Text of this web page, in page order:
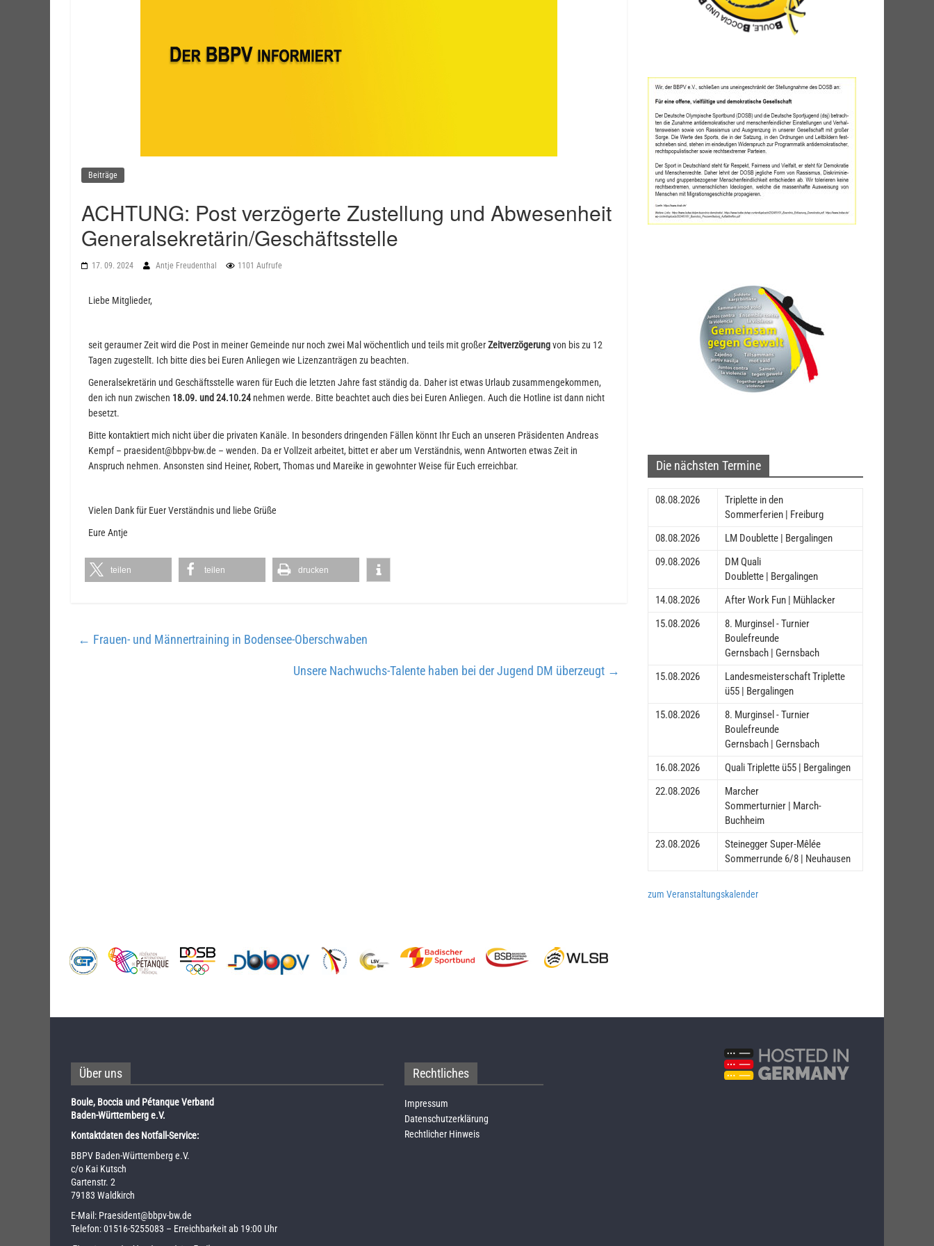
Beiträge
ACHTUNG: Post verzögerte Zustellung und Abwesenheit
Generalsekretärin/Geschäftsstelle
17. 09. 2024 Antje Freudenthal 1101 Aufrufe
Liebe Mitglieder,
seit geraumer Zeit wird die Post in meiner Gemeinde nur noch zwei Mal wöchentlich und teils mit großerZeitverzögerungvon bis zu 12
Tagen zugestellt. Ich bitte dies bei Euren Anliegen wie Lizenzanträgen zu beachten.
Generalsekretärin und Geschäftsstelle waren für Euch die letzten Jahre fast ständig da. Daher ist etwas Urlaub zusammengekommen,
den ich nun zwischen 18.09. und 24.10.24 nehmen werde. Bitte beachtet auch dies bei Euren Anliegen. Auch die Hotline ist dann nicht
besetzt.
Bitte kontaktiert mich nicht über die privaten Kanäle. In besonders dringenden Fällen könnt Ihr Euch an unseren Präsidenten Andreas
Kempf – praesident@bbpv-bw.de – wenden. Da er Vollzeit arbeitet, bittet er aber um Verständnis, wenn Antworten etwas Zeit in
Anspruch nehmen. Ansonsten sind Heiner, Robert, Thomas und Mareike in gewohnter Weise für Euch erreichbar.
Vielen Dank für Euer Verständnis und liebe Grüße
Eure Antje
teilen teilen drucken
← Frauen- und Männertraining in Bodensee-Oberschwaben
Unsere Nachwuchs-Talente haben bei der Jugend DM überzeugt →
Die nächsten Termine
08.08.2026
Triplette in den
Sommerferien | Freiburg
08.08.2026
LM Doublette | Bergalingen
09.08.2026
DM Quali
Doublette | Bergalingen
14.08.2026
After Work Fun | Mühlacker
15.08.2026
8. Murginsel - Turnier
Boulefreunde
Gernsbach | Gernsbach
15.08.2026
Landesmeisterschaft Triplette
ü55 | Bergalingen
15.08.2026
8. Murginsel - Turnier
Boulefreunde
Gernsbach | Gernsbach
16.08.2026
Quali Triplette ü55 | Bergalingen
22.08.2026
Marcher
Sommerturnier | March-
Buchheim
23.08.2026
Steinegger Super-Mêlée
Sommerrunde 6/8 | Neuhausen
zum Veranstaltungskalender
Über uns
Boule, Boccia und Pétanque Verband
Baden-Württemberg e.V.
Kontaktdaten des Notfall-Service:
BBPV Baden-Württemberg e.V.
c/o Kai Kutsch
Gartenstr. 2
79183 Waldkirch
E-Mail: Praesident@bbpv-bw.de
Telefon:01516-5255083 – Erreichbarkeit ab 19:00 Uhr
Rechtliches
Impressum
Datenschutzerklärung
Rechtlicher Hinweis